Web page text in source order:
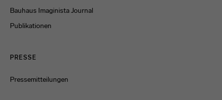
Bauhaus Imaginista Journal
Publikationen
PRESSE
Pressemitteilungen